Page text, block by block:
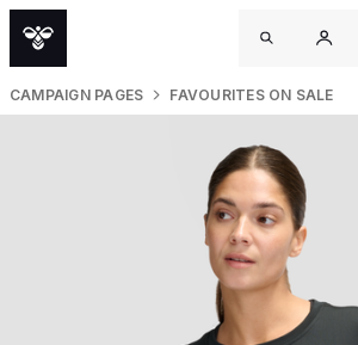
CAMPAIGN PAGES FAVOURITES ON SALE